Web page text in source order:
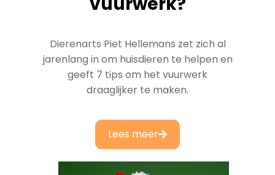
Dierenarts Piet Hellemans zet zich al
jarenlang in om huisdieren te helpen en
geeft 7 tips om het vuurwerk
draaglijker te maken.
Lees meer